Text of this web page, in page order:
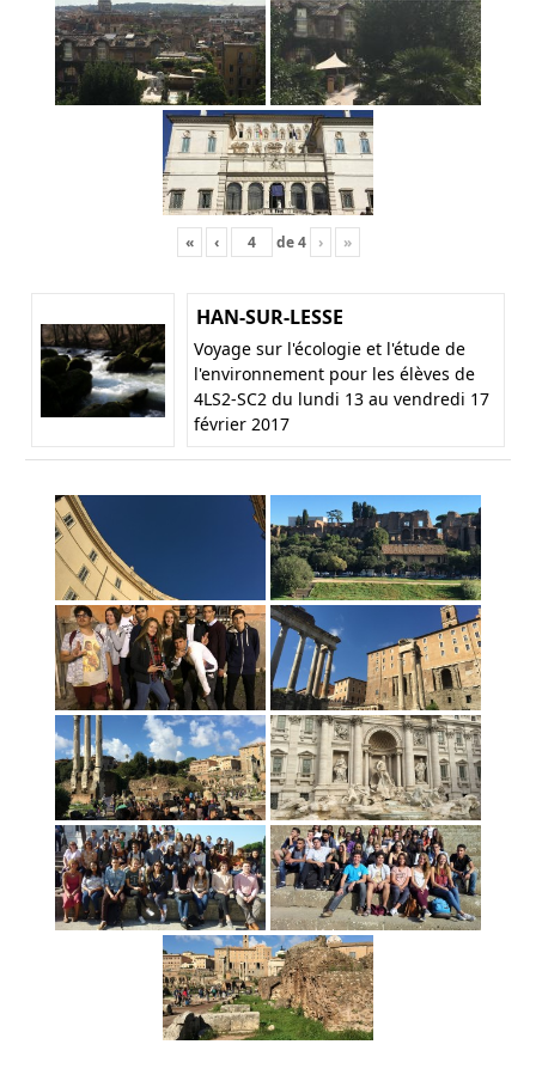
« ‹ de4 › »
HAN-SUR-LESSE
Voyage sur l'écologie et l'étude de
l'environnement pour les élèves de
4LS2-SC2 du lundi 13 au vendredi 17
février 2017